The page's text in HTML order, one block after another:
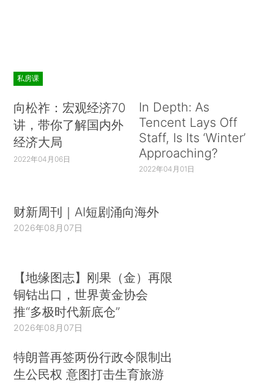
私房课
向松祚：宏观经济70
讲，带你了解国内外
经济大局
2022年04月06日
In Depth: As
Tencent Lays Off
Staff, Is Its ‘Winter’
Approaching?
2022年04月01日
财新周刊｜AI短剧涌向海外
2026年08月07日
【地缘图志】刚果（金）再限
铜钴出口，世界黄金协会
推“多极时代新底仓”
2026年08月07日
特朗普再签两份行政令限制出
生公民权 意图打击生育旅游